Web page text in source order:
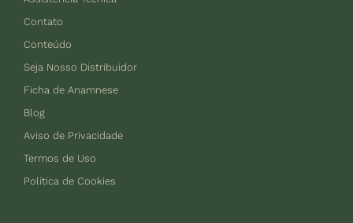
Contato
Conteúdo
Seja Nosso Distribuidor
Ficha de Anamnese
Blog
Aviso de Privacidade
Termos de Uso
Política de Cookies